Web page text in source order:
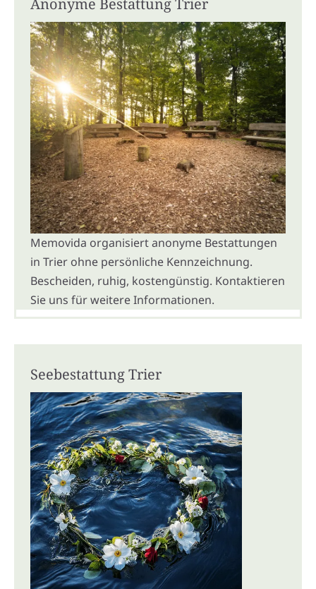
Memovida organisiert anonyme Bestattungen
in Trier ohne persönliche Kennzeichnung.
Bescheiden, ruhig, kostengünstig. Kontaktieren
Sie uns für weitere Informationen.
Seebestattung Trier